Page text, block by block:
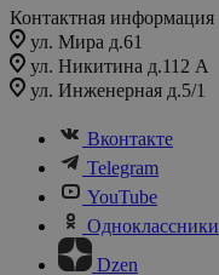
Контактная информация
ул. Мира д.61
ул. Никитина д.112 А
ул. Инженерная д.5/1
Вконтакте
Telegram
YouTube
Одноклассники
Dzen